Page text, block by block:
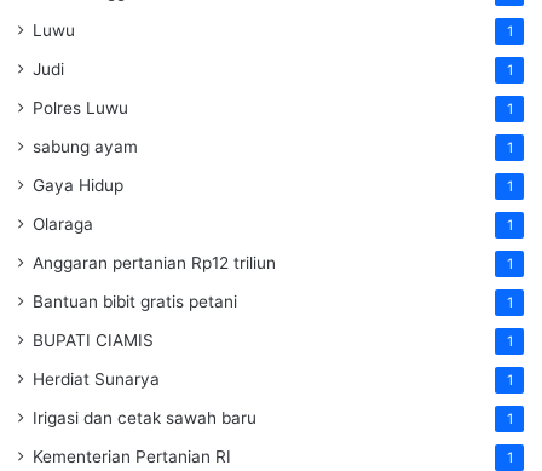
Luwu 1
Judi 1
Polres Luwu 1
sabung ayam 1
Gaya Hidup 1
Olaraga 1
Anggaran pertanian Rp12 triliun 1
Bantuan bibit gratis petani 1
BUPATI CIAMIS 1
Herdiat Sunarya 1
Irigasi dan cetak sawah baru 1
Kementerian Pertanian RI 1